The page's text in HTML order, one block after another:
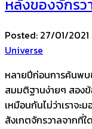
หลังของจักรว
Posted: 27/01/
Universe
หลายปีก่อนการค้นพบ
สมมติฐานง่ายๆ สอง
เหมือนกันไม่ว่าเราจะ
สังเกตจักรวาลจากที่